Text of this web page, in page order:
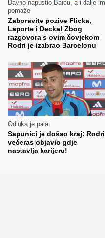
Davno napustio Barcu, a i dalje im
pomaže
Zaboravite pozive Flicka,
Laporte i Decka! Zbog
razgovora s ovim čovjekom
Rodri je izabrao Barcelonu
Odluka je pala
Sapunici je došao kraj: Rodri
večeras objavio gdje
nastavlja karijeru!